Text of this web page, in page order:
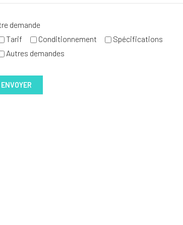
demande
Tarif
Conditionnement
Spécifications
Autres demandes